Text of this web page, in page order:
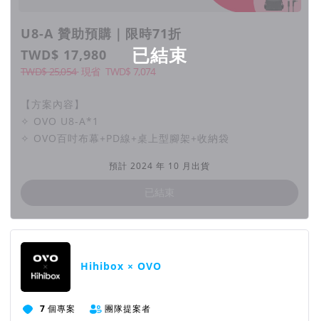
Hihibox × OVO
7 個專案
團隊提案者
已結束
U8-A 贊助預購｜限時71折
TWD$ 17,980
TWD$ 25,054現省 TWD$ 7,074
【方案內容】
✧ OVO U8-A*1
✧ OVO百吋布幕+PD線+桌上型腳架+收納袋
預計 2024 年 10 月出貨